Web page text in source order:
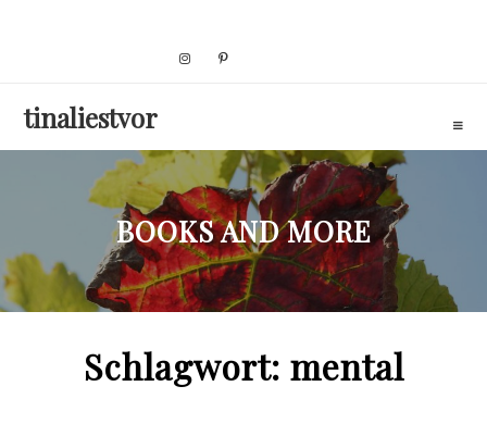
tinaliestvor
BOOKS AND MORE
Schlagwort: mental